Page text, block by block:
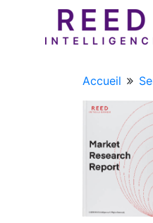
Accueil